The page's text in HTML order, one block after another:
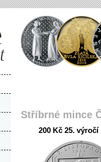
Stříbrné mince
200 Kč 25. výročí